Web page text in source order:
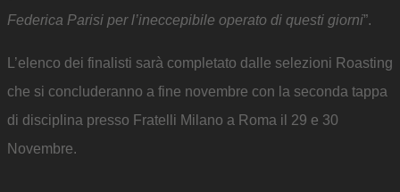
Federica Parisi per l’ineccepibile operato di questi giorni”.
L’elenco dei finalisti sarà completato dalle selezioni Roasting
che si concluderanno a fine novembre con la seconda tappa
di disciplina presso Fratelli Milano a Roma il 29 e 30
Novembre.